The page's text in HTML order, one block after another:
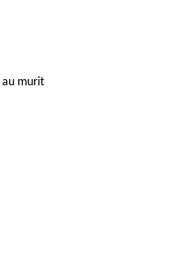
murit